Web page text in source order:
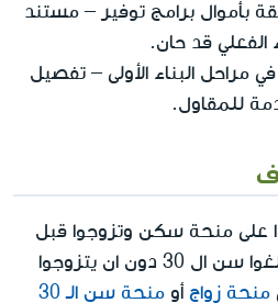
بأموال برامج توفير – مستند
الفعلي قد حان.
مراحل البناء الأولى – تفصيل
للمقاول.
على منحة سكن وتزوجوا قبل
بلوغهم سن الـ 30 أو بلغوا سن ال 30 دون ان يتزوجوا
منحة زواج أو منحة سن الـ 30